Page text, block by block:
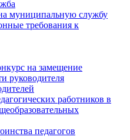
муниципальную службу
требования к
на замещение
руководителя
работников в
педагогов